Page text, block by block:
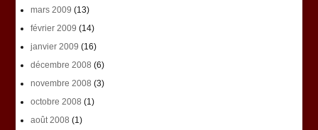
mars 2009 (13)
février 2009 (14)
janvier 2009 (16)
décembre 2008 (6)
novembre 2008 (3)
octobre 2008 (1)
août 2008 (1)